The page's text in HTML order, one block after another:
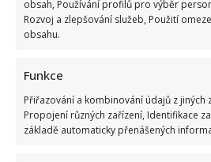
obsah, Používání profilů pro výběr
Rozvoj a zlepšování služeb, Použití
obsahu.
Funkce
Přiřazování a kombinování údajů z jiných
Propojení různých zařízení, Identifikace
základě automaticky přenášených